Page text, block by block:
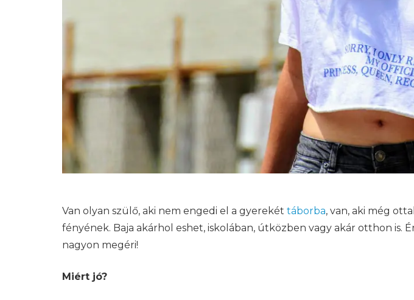
Van olyan szülő, aki nem engedi el a gyerekét táborba, van, aki még
fényének. Baja akárhol eshet, iskolában, útközben vagy akár otthon
nagyon megéri!
Miért jó?